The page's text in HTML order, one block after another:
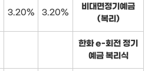
3.20% 3.20%
비대면정기예금
(복리)
한화 e-회전 정기
예금 복리식